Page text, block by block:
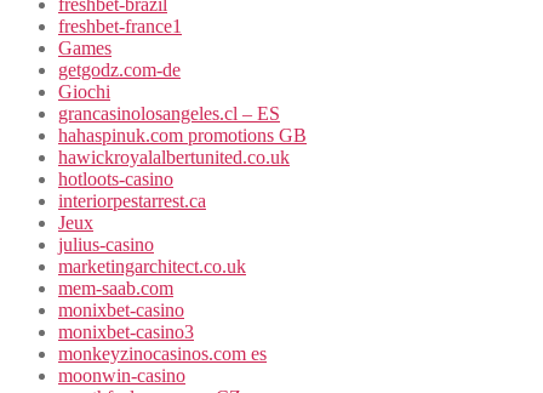
freshbet-france1
Games
getgodz.com-de
Giochi
grancasinolosangeles.cl – ES
hahaspinuk.com promotions GB
hawickroyalalbertunited.co.uk
hotloots-casino
interiorpestarrest.ca
Jeux
julius-casino
marketingarchitect.co.uk
mem-saab.com
monixbet-casino
monixbet-casino3
monkeyzinocasinos.com es
moonwin-casino